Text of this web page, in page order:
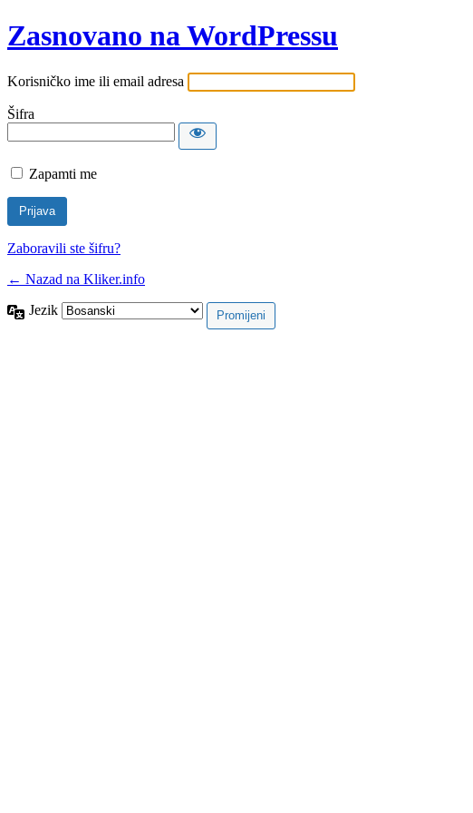
Zasnovano na WordPressu
Korisničko ime ili email adresa
Šifra
Zapamti me
Zaboravili ste šifru?
← Nazad na Kliker.info
Jezik